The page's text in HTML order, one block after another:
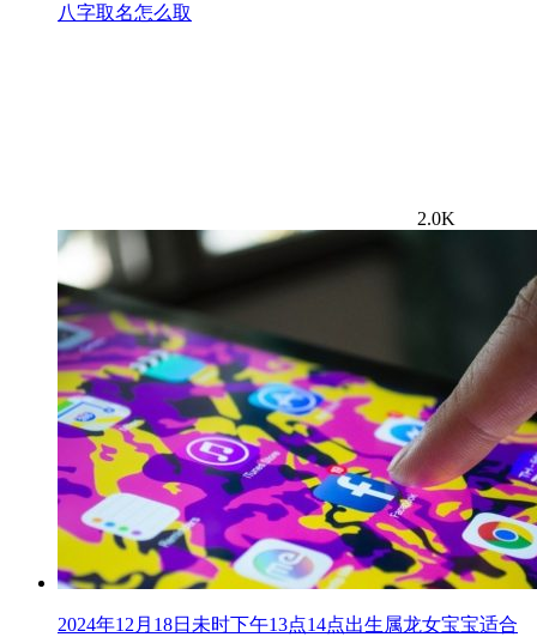
八字取名怎么取
2.0K
2024年12月18日未时下午13点14点出生属龙女宝宝适合